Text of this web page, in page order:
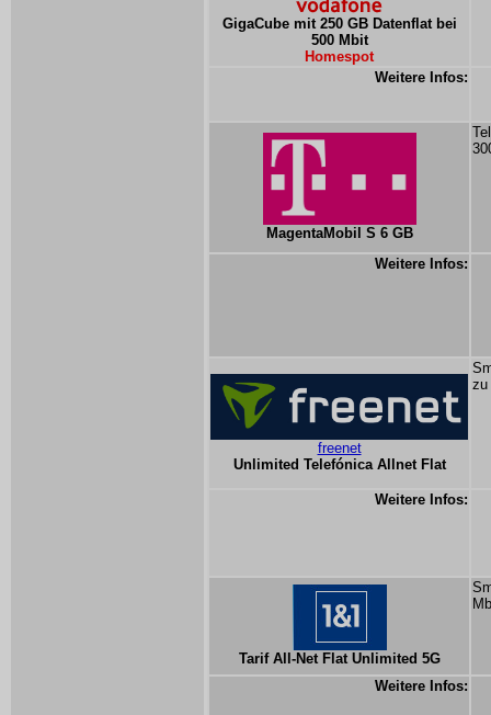
GigaCube mit 250 GB Datenflat bei
500 Mbit
Homespot
Weitere Infos:
MagentaMobil S 6 GB
Weitere Infos:
freenet
Unlimited Telefónica Allnet Flat
zu
Weitere Infos:
Tarif All-Net Flat Unlimited 5G
Weitere Infos: